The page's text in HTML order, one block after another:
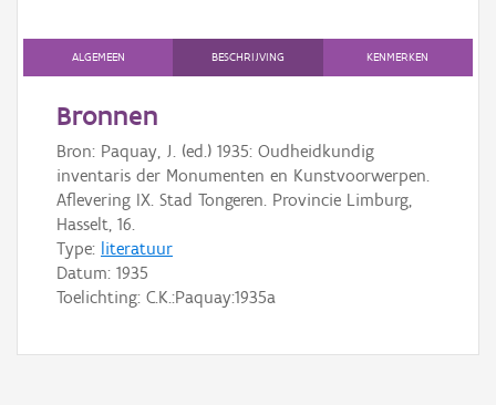
Hergebruik
Aanmelden
ALGEMEEN BESCHRIJVING KENMERKEN
Bronnen
Bron: Paquay, J. (ed.) 1935: Oudheidkundig
inventaris der Monumenten en Kunstvoorwerpen.
Aflevering IX. Stad Tongeren. Provincie Limburg,
Hasselt, 16.
Type: literatuur
Datum: 1935
Toelichting: C.K.:Paquay:1935a